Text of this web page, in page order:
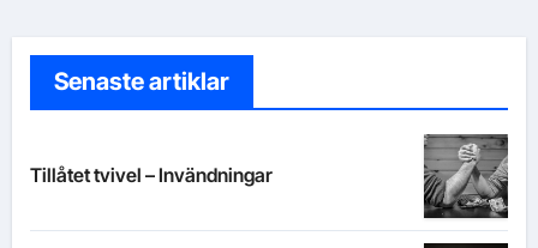
Senaste artiklar
Tillåtet tvivel – Invändningar